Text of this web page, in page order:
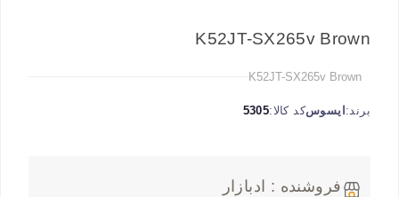
K52JT-SX265v Brown
K52JT-SX265v Brown
برند: ایسوسکد کالا:5305
فروشنده : ادبازار